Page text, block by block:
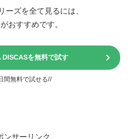
ーズを全て見るには、
がおすすめです。
DISCASを無料で試す
間無料で試せる//
ンサーリンク